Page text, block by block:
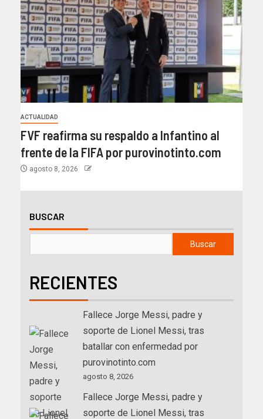
ACTUALIDAD
FVF reafirma su respaldo a Infantino al
frente de la FIFA por purovinotinto.com
agosto 8, 2026
BUSCAR
Buscar
RECIENTES
Fallece Jorge Messi, padre y
soporte de Lionel Messi, tras
batallar con enfermedad por
purovinotinto.com
agosto 8, 2026
Fallece Jorge Messi, padre y
soporte de Lionel Messi, tras